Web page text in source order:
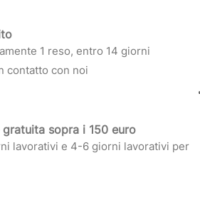
1 reso, entro 14 giorni
contatto con noi
sopra i 150 euro
lavorativi e 4-6 giorni lavorativi per